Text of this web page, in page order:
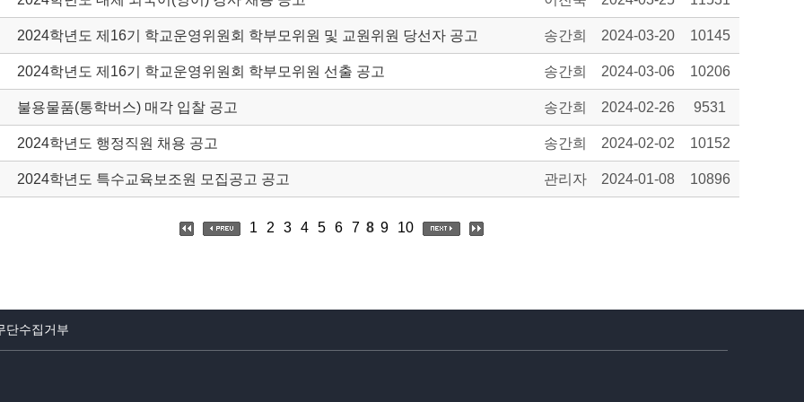
2024학년도 제16기 학교운영위원회 학부모위원 및 교원위원 당선자 공고 송간희 2024-03-20 10145
2024학년도 제16기 학교운영위원회 학부모위원 선출 공고 송간희 2024-03-06 10206
불용물품(통학버스) 매각 입찰 공고 송간희 2024-02-26 9531
2024학년도 행정직원 채용 공고 송간희 2024-02-02 10152
2024학년도 특수교육보조원 모집공고 공고 관리자 2024-01-08 10896
1 2 3 4 5 6 7 8 9 10
단수집거부